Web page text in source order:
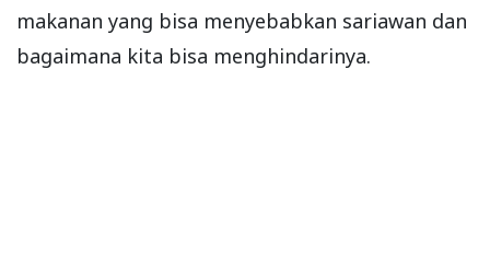
makanan yang bisa menyebabkan sariawan dan
bagaimana kita bisa menghindarinya.